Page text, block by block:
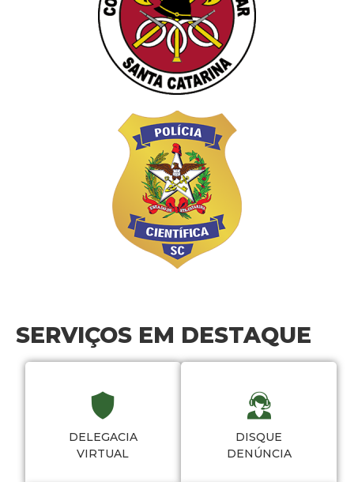
SERVIÇOS EM DESTAQUE
DELEGACIA
VIRTUAL
DISQUE
DENÚNCIA